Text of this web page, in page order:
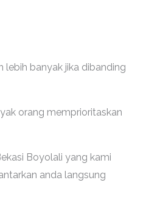
lebih banyak jika dibanding
orang memprioritaskan
Boyolali yang kami
anda langsung